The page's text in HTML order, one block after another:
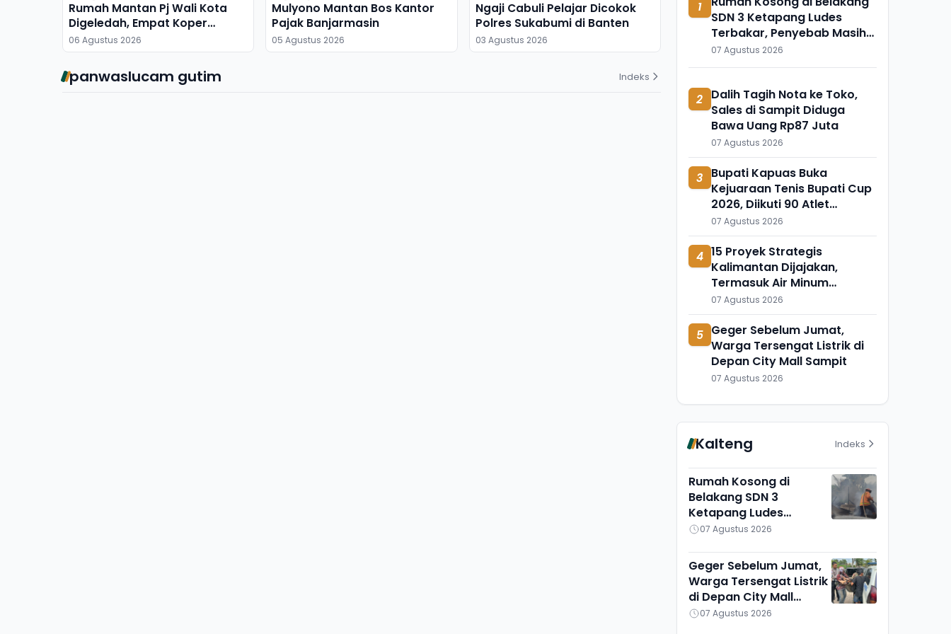
Rumah Mantan Pj Wali Kota
Digeledah, Empat Koper
Dibawa
06 Agustus 2026
Mulyono Mantan Bos Kantor
Pajak Banjarmasin
05 Agustus 2026
Ngaji Cabuli Pelajar Dicokok
Polres Sukabumi di Banten
03 Agustus 2026
Meninggal Mendadak, Ada
31 Juli 2026
panwaslucam gutim Indeks
1
SDN 3 Ketapang Ludes
Terbakar, Penyebab Masih
Diselidiki
07 Agustus 2026
2 Dalih Tagih Nota ke Toko,
Sales di Sampit Diduga
Bawa Uang Rp87 Juta
07 Agustus 2026
3 Bupati Kapuas Buka
Kejuaraan Tenis Bupati Cup
2026, Diikuti 90 Atlet
Kalteng dan Kalsel
07 Agustus 2026
4 15 Proyek Strategis
Kalimantan Dijajakan,
Termasuk Air Minum
Sepaku-Semoi dan Energi
Sampah Palangka Raya
07 Agustus 2026
5 Geger Sebelum Jumat,
Warga Tersengat Listrik di
Depan City Mall Sampit
07 Agustus 2026
Kalteng Indeks
Rumah Kosong di
Belakang SDN 3
Ketapang Ludes
Terbakar, Penyebab
07 Agustus 2026
Geger Sebelum Jumat,
Warga Tersengat Listrik
di Depan City Mall
Sampit
07 Agustus 2026